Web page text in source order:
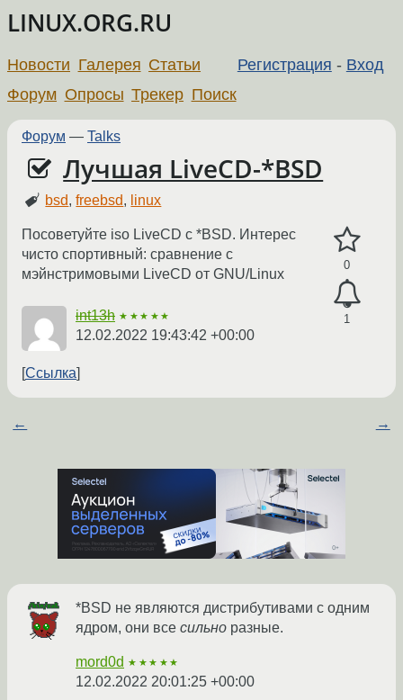
LINUX.ORG.RU
Регистрация - Вход
Новости Галерея Статьи
Форум Опросы Трекер Поиск
Форум — Talks
Лучшая LiveCD-*BSD
bsd,freebsd, linux
0
1
Посоветуйте iso LiveCD c *BSD. Интерес
чисто спортивный: сравнение с
мэйнстримовыми LiveCD от GNU/Linux
int13h ★★★★★
12.02.2022 19:43:42 +00:00
Ссылка
← →
*BSD не являются дистрибутивами с одним
ядром, они все сильно разные.
mord0d ★★★★★
12.02.2022 20:01:25 +00:00